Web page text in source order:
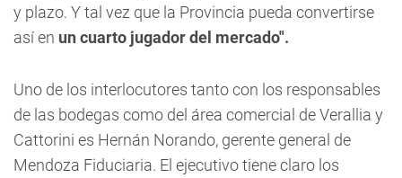
y plazo. Y tal vez que la Provincia pueda convertirse
así en un cuarto jugador del mercado".
Uno de los interlocutores tanto con los responsables
de las bodegas como del área comercial de Verallia y
Cattorini es Hernán Norando, gerente general de
Mendoza Fiduciaria. El ejecutivo tiene claro los